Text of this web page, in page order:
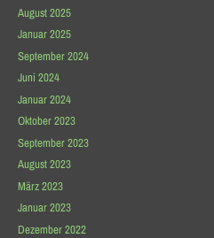
August 2025
Januar 2025
September 2024
Juni 2024
Januar 2024
Oktober 2023
September 2023
August 2023
März 2023
Januar 2023
Dezember 2022